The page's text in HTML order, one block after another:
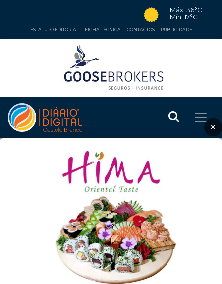
Máx: 36°C
Mín: 17°C
ESTATUTO EDITORIAL FICHA TÉCNICA CONTACTOS PUBLICIDADE
×